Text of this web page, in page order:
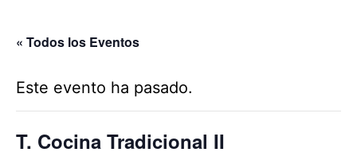
« Todos los Eventos
Este evento ha pasado.
T. Cocina Tradicional II